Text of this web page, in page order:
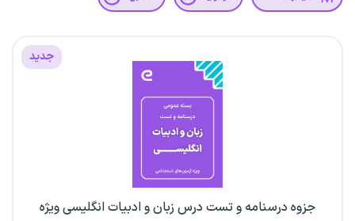
جدید
جزوه درسنامه و تست درس زبان و ادبیات انگلیسی ویژه